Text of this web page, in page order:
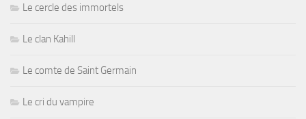
Le cercle des immortels
Le clan Kahill
Le comte de Saint Germain
Le cri du vampire